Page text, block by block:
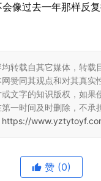
像过去一年那样反
转载自其它媒体，转载
赞同其观点和对其真实
文字的知识版权，如果
一时间及时删除，不承
https://
赞 (0)